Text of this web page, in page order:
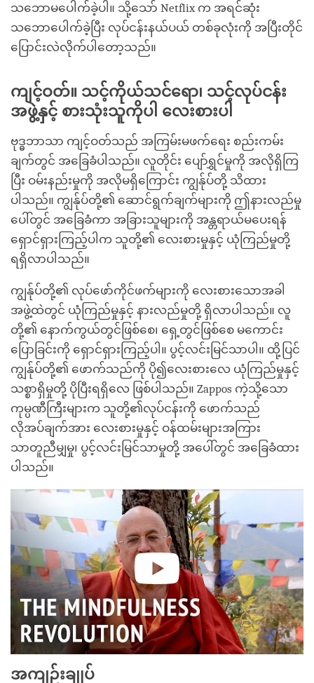
သဘောမပေါက်ခဲ့ပါ။ သို့သော် Netflix က အရင်ဆုံး
သဘောပေါက်ခဲ့ပြီး လုပ်ငန်းနယ်ပယ် တစ်ခုလုံးကို အပြီးတိုင်
ပြောင်းလဲလိုက်ပါတော့သည်။
ကျင့်ဝတ်။ သင့်ကိုယ်သင်ရော၊ သင့်လုပ်ငန်း
အဖွဲ့နှင့် စားသုံးသူကိုပါ လေးစားပါ
ဗုဒ္ဓဘာသာ ကျင့်ဝတ်သည် အကြမ်းမဖက်ရေး စည်းကမ်း
ချက်တွင် အခြေခံပါသည်။ လူတိုင်း ပျော်ရွှင်မှုကို အလိုရှိကြ
ပြီး ဝမ်းနည်းမှုကို အလိုမရှိကြောင်း ကျွန်ုပ်တို့ သိထား
ပါသည်။ ကျွန်ုပ်တို့၏ ဆောင်ရွက်ချက်များကို ဤနားလည်မှု
ပေါ်တွင် အခြေခံကာ အခြားသူများကို အန္တရာယ်မပေးရန်
ရှောင်ရှားကြည့်ပါက သူတို့၏ လေးစားမှုနှင့် ယုံကြည်မှုတို့
ရရှိလာပါသည်။
ကျွန်ုပ်တို့၏ လုပ်ဖော်ကိုင်ဖက်များကို လေးစားသောအခါ
အဖွဲ့ထဲတွင် ယုံကြည်မှုနှင့် နားလည်မှုတို့ ရှိလာပါသည်။ လူ
တို့၏ နောက်ကွယ်တွင်ဖြစ်စေ၊ ရှေ့တွင်ဖြစ်စေ မကောင်း
ပြောခြင်းကို ရှောင်ရှားကြည့်ပါ။ ပွင့်လင်းမြင်သာပါ။ ထို့ပြင်
ကျွန်ုပ်တို့၏ ဖောက်သည်ကို ပို၍လေးစားလေ ယုံကြည်မှုနှင့်
သစ္စာရှိမှုတို့ ပိုပြီးရရှိလေ ဖြစ်ပါသည်။ Zappos ကဲ့သို့သော
ကုမ္ပဏီကြီးများက သူတို့၏လုပ်ငန်းကို ဖောက်သည်
လိုအပ်ချက်အား လေးစားမှုနှင့် ဝန်ထမ်းများအကြား
သာတူညီမျှမှု၊ ပွင့်လင်းမြင်သာမှုတို့ အပေါ်တွင် အခြေခံထား
ပါသည်။
အကျဉ်းချုပ်